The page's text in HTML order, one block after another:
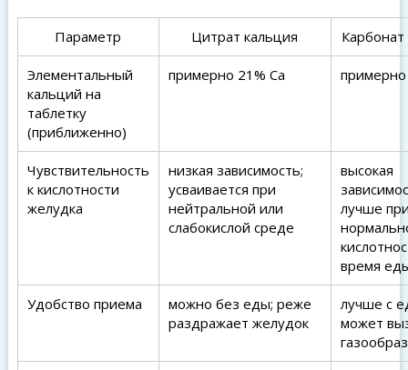
Параметр Цитрат кальция
Элементальный
кальций на
таблетку
(приближенно)
примерно 21% Ca примерно
Чувствительность
к кислотности
желудка
низкая зависимость;
усваивается при
нейтральной или
слабокислой среде
высокая
лучше
время
Удобство приема
можно без еды; реже
раздражает желудок
лучше с
может